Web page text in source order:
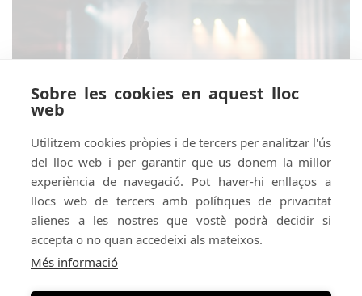
Amb el suport de:
Sobre les cookies en aquest lloc
web
Utilitzem cookies pròpies i de tercers per analitzar l'ús
del lloc web i per garantir que us donem la millor
experiència de navegació. Pot haver-hi enllaços a
llocs web de tercers amb polítiques de privacitat
alienes a les nostres que vostè podrà decidir si
accepta o no quan accedeixi als mateixos.
Més informació